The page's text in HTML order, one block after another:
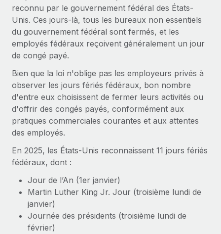
Gestion des freelances
Intégrez et gérez vos freelances partout dans le monde
PEO
Sous-traitez les opérations complexes liées à l’emploi
INFRASTRUCTURE
Intégration Remote
Intégrez vos RH aux flux de travail en toute simplicité
Plateforme
Connecter
notre MCP
Intégrations
Rationalisez vos processus avec des outils essentiels
Comparer Remote
Examinez notre service par rapport aux autres
CROISSANCE
Des solutions agiles et internationales pour les RH et la
paie des entreprises en pleine croissance
Entreprises intermédiaires
Développez vos équipes avec des solutions RH sur
mesure
Entreprise
Les RH à l’international pour les grandes entreprises
TRAVAILLONS ENSEMBLE
Partenaires stratégiques de la tech
Intégrez les RH à l’international de manière flexible
pays
Calculateur de paiement des freelances
Découvrez les devises disponibles et les vitesses de
paiement pour vos freelances internationaux
APPRENDRE AVEC REMOTE
Études de cas
Glossaire RH
Checklists et modèles
Descriptions de postes
Webinaires
Événements
Nederlands
Français
Español
Italiano
Português (Portugal)
日本語
한국어
中文（简体）
Connexion
reconnu par le gouvernement fédéral des États-
Unis. Ces jours-là, tous les bureaux non essentiels
du gouvernement fédéral sont fermés, et les
employés fédéraux reçoivent généralement un jour
de congé payé.
Bien que la loi n'oblige pas les employeurs privés à
observer les jours fériés fédéraux, bon nombre
d'entre eux choisissent de fermer leurs activités ou
d'offrir des congés payés, conformément aux
pratiques commerciales courantes et aux attentes
des employés.
En 2025, les États-Unis reconnaissent 11 jours fériés
fédéraux, dont :
Jour de l’An (1er janvier)
Martin Luther King Jr. Jour (troisième lundi de
janvier)
Journée des présidents (troisième lundi de
février)